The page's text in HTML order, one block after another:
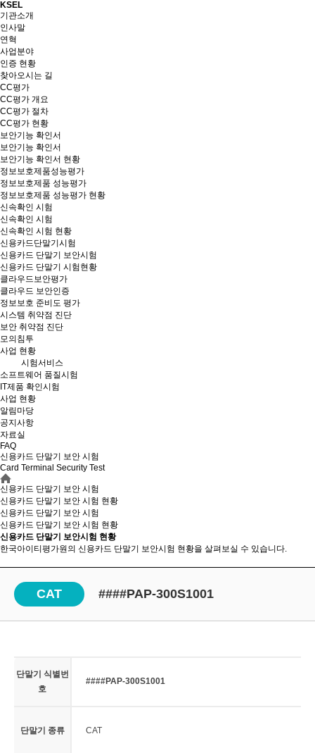
KSEL
기관소개
인사말
연혁
사업분야
인증 현황
찾아오시는 길
CC평가
CC평가 개요
CC평가 절차
CC평가 현황
보안기능 확인서
보안기능 확인서
보안기능 확인서 현황
정보보호제품성능평가
정보보호제품 성능평가
정보보호제품 성능평가 현황
신속확인 시험
신속확인 시험
신속확인 시험 현황
신용카드단말기시험
신용카드 단말기 보안시험
신용카드 단말기 시험현황
클라우드보안평가
클라우드 보안인증
정보보호 준비도 평가
시스템 취약점 진단
보안 취약점 진단
모의침투
사업 현황
시험서비스
소프트웨어 품질시험
IT제품 확인시험
사업 현황
알림마당
공지사항
자료실
FAQ
신용카드 단말기 보안 시험
Card Terminal Security Test
신용카드 단말기 보안 시험
신용카드 단말기 보안 시험 현황
신용카드 단말기 보안 시험
신용카드 단말기 보안 시험 현황
신용카드 단말기 보안시험 현황
한국아이티평가원의 신용카드 단말기 보안시험 현황을 살펴보실 수 있습니다.
CAT ####PAP-300S1001
단말기 식별번
호
####PAP-300S1001
단말기 종류 CAT